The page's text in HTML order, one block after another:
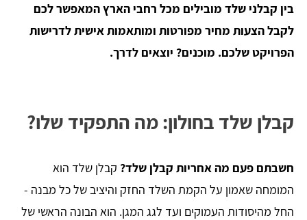
בין קבלני שלד מובילים מכל רחבי הארץ המאפשר לכם
לקבל הצעות מחיר מפורטות ומותאמות אישית לדרישות
הפרויקט שלכם. מוכנים? יוצאים לדרך.
קבלן שלד בחולון: מה התפקיד שלו?
חשבתם פעם מה אחריות קבלן שלד? קבלן שלד הוא
המומחה שאמון על הקמת השלד החזק והיציב של כל מבנה -
החל מהיסודות העמוקים ועד לגג המגן. הוא הבונה הראשי של